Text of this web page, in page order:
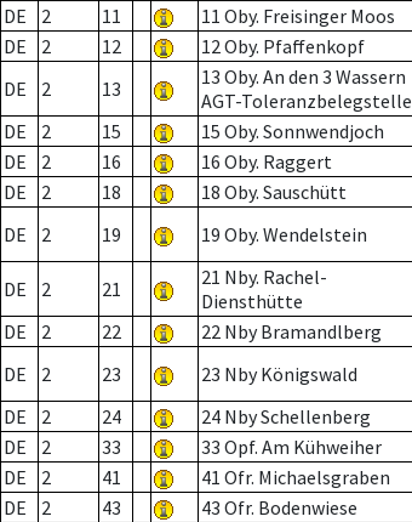
DE
2 11 11 Oby. Freisinger Moos
DE
2 12 12 Oby. Pfaffenkopf
DE
2 13
13 Oby. An den 3 Wassern
AGT-Toleranzbelegstelle
DE
2 15 15 Oby. Sonnwendjoch
DE
2 16 16 Oby. Raggert
DE
2 18 18 Oby. Sauschütt
DE
2 19 19 Oby. Wendelstein
DE 2 21
21 Nby. Rachel-
Diensthütte
DE
2 22 22 Nby Bramandlberg
DE
2 23 23 Nby Königswald
DE
2 24 24 Nby Schellenberg
DE
2 33 33 Opf. Am Kühweiher
DE
2 41 41 Ofr. Michaelsgraben
DE
2 43 43 Ofr. Bodenwiese